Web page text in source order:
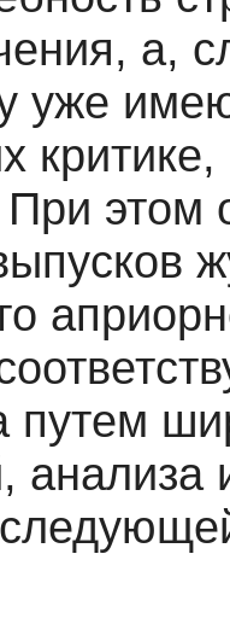
а,
уже
этом
путем
ана­лиза